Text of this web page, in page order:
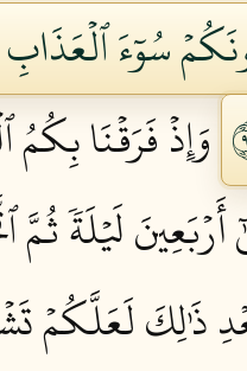
سُوٓءَ
وَإِذۡ فَرَقۡنَا
لَيۡلَةٗ ثُمَّ
ذَٰلِكَ لَعَلَّكُمۡ